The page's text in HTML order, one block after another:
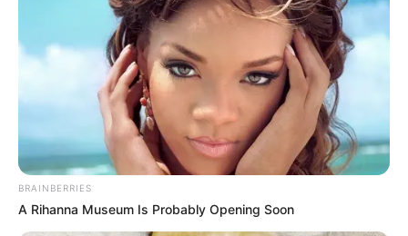
BRAINBERRIES
A Rihanna Museum Is Probably Opening Soon